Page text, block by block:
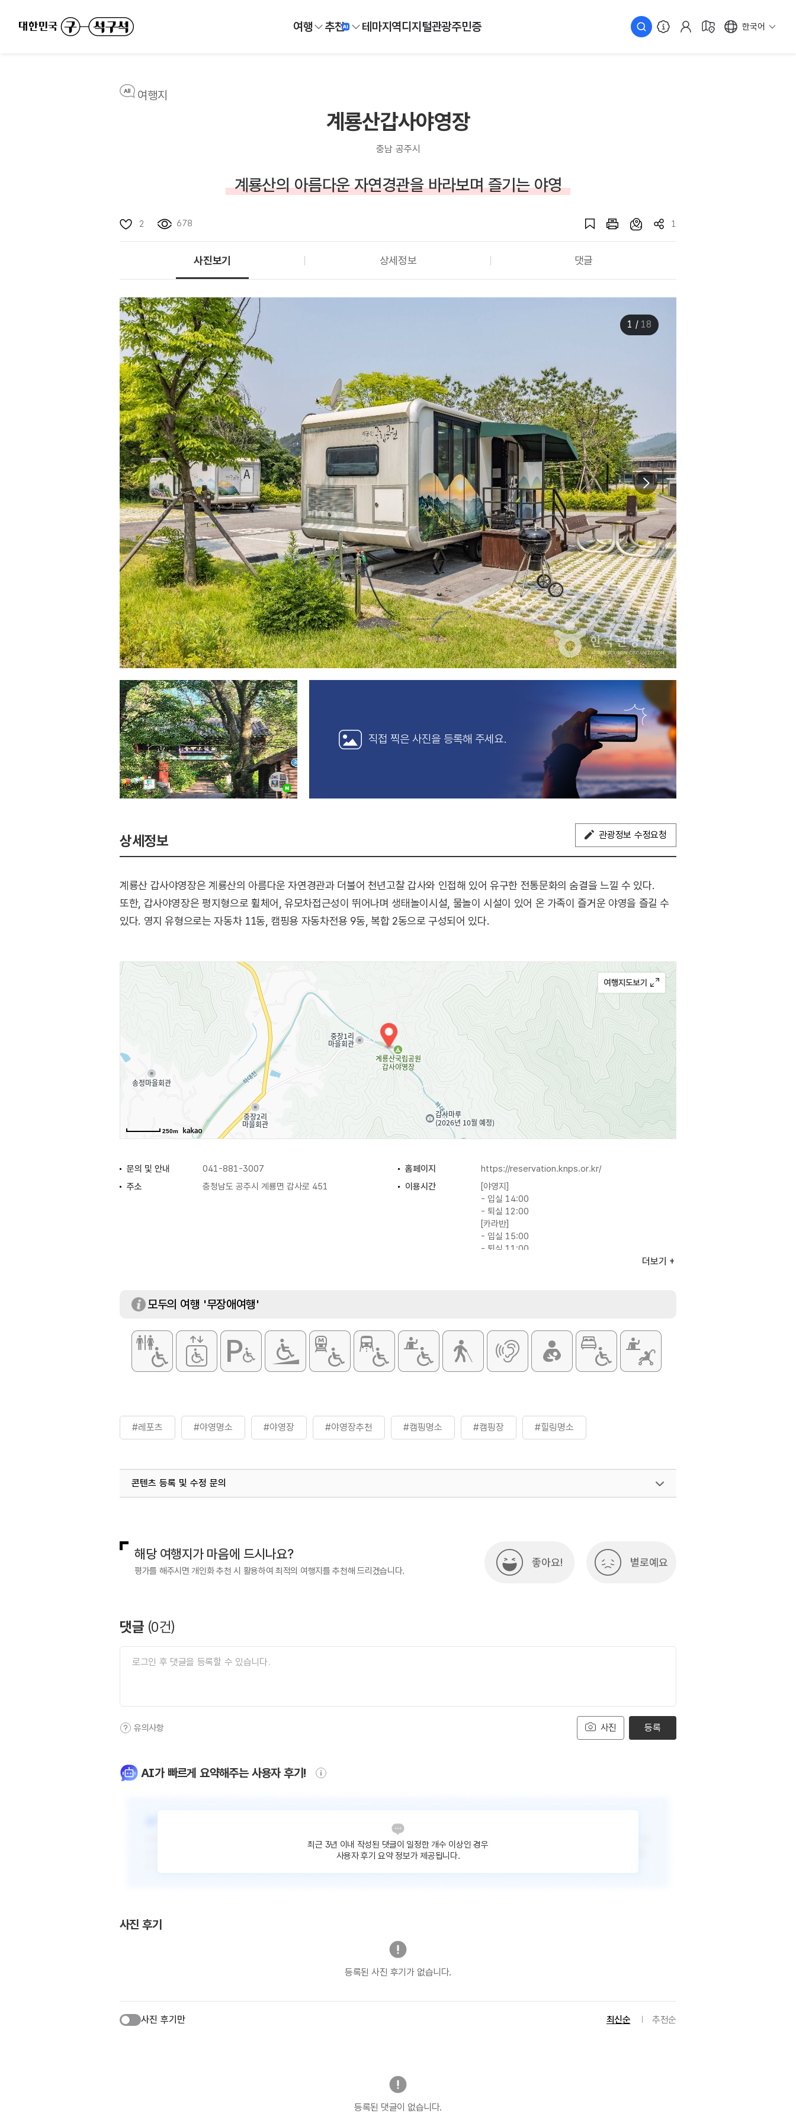
여행 추천 테마지역디지털관광주민증 한국어
여행지
계룡산갑사야영장
충남 공주시
계룡산의 아름다운 자연경관을 바라보며 즐기는 야영
2 678 1
사진보기 상세정보 댓글
1 / 18
직접 찍은 사진을등록해 주세요.
상세정보 관광정보 수정요청
계룡산 갑사야영장은 계룡산의 아름다운 자연경관과 더불어 천년고찰 갑사와 인접해 있어 유구한 전통문화의 숨결을 느낄 수 있다.
또한, 갑사야영장은 평지형으로 휠체어, 유모차접근성이 뛰어나며 생태놀이시설, 물놀이 시설이 있어 온 가족이 즐거운 야영을 즐길 수
있다. 영지 유형으로는 자동차 11동, 캠핑용 자동차전용 9동, 복합 2동으로 구성되어 있다.
250m
문의 및 안내 041-881-3007 홈페이지
https://reservation.knps.or.kr/
주소
충청남도 공주시 계룡면 갑사로 451 이용시간
[야영지]
- 입실 14:00
- 퇴실 12:00
[카라반]
- 입실 15:00
- 퇴실 11:00
※ 복합영지 차량 2대까지 무료이며 추가차량은
현장결제
- 복합영지B(4인) 95,000원
[주말 및 성수기]
- 자동차(6인) 30,000원
- 캠핑용자동차전용(4인/6인/8인) 35,000원
제외한)
주말: 매주 금요일, 토요일, 법정공휴일의 전일
홈페이지 참조 또는 전화 문의 요망
부대시설
샤워장(4월~11월) / 개수대 / 테이블
더보기
모두의 여행 '무장애여행'
#레포츠 #야영명소 #야영장 #야영장추천 #캠핑명소 #캠핑장 #힐링명소
콘텐츠 등록 및 수정 문의
해당 여행지가 마음에 드시나요?
평가를 해주시면 개인화 추천 시 활용하여 최적의 여행지를 추천해 드리겠습니다.
좋아요! 별로예요
댓글 (0건)
사진
유의사항 등록
AI가 빠르게 요약해주는 사용자 후기!
최근 3년 이내 작성된 댓글이 일정한 개수 이상인 경우
사용자 후기 요약 정보가 제공됩니다.
사진 후기
등록된 사진 후기가 없습니다.
사진 후기만 최신순 추천순
등록된 댓글이 없습니다.